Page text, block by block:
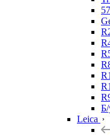
Leica